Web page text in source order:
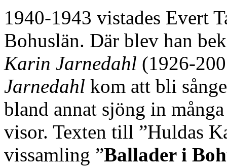
1940-1943 vistades Evert
Bohuslän. Där blev han
Karin Jarnedahl (1926-
Jarnedahl kom att bli
bland annat sjöng in
visor. Texten till ”Huldas
vissamling ”Ballader i